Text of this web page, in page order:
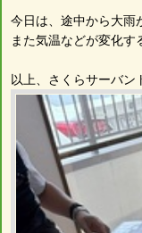
今日は、途中から大雨
また気温などが変化す
以上、さくらサーバン